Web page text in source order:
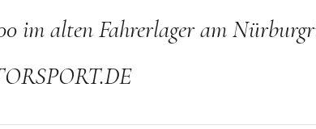
im alten Fahrerlager am